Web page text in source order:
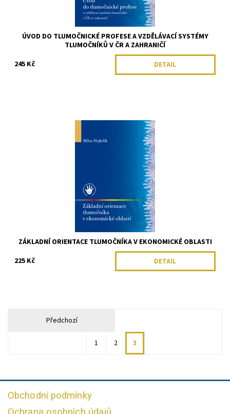
ÚVOD DO TLUMOČNICKÉ PROFESE A VZDĚLÁVACÍ SYSTÉMY
TLUMOČNÍKŮ V ČR A ZAHRANIČÍ
245 Kč
DETAIL
ZÁKLADNÍ ORIENTACE TLUMOČNÍKA V EKONOMICKÉ OBLASTI
225 Kč
DETAIL
Předchozí
1 2 3
Obchodní podmínky